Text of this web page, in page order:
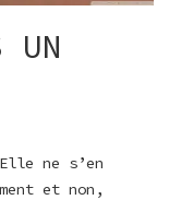
UN
ne s’en
et non,